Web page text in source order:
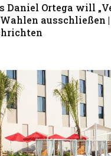
Daniel Ortega will
ausschließen |